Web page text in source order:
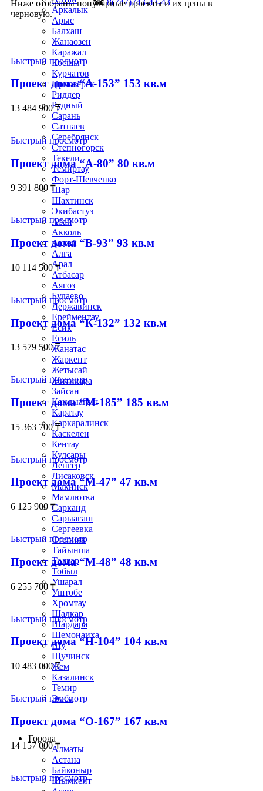
Аркалык
Арыс
Балхаш
Жанаозен
Каражал
Косшы
Курчатов
Приозёрск
Риддер
Рудный
Сарань
Сатпаев
Серебрянск
Степногорск
Текели
Темиртау
Форт-Шевченко
Шар
Шахтинск
Экибастуз
Абай
Акколь
Аксай
Алга
Арал
Атбасар
Аягоз
Булаево
Державинск
Ерейментау
Есик
Есиль
Жанатас
Жаркент
Жетысай
Житикара
Зайсан
Кандыагаш
Каратау
Каркаралинск
Каскелен
Кентау
Кулсары
Ленгер
Лисаковск
Макинск
Мамлютка
Сарканд
Сарыагаш
Сергеевка
Степняк
Тайынша
Талгар
Тобыл
Ушарал
Уштобе
Хромтау
Шалкар
Шардара
Шемонаиха
Шу
Щучинск
Жем
Казалинск
Темир
Эмба
Строим по всему Казахстану
Города
Алматы
Астана
Байконыр
Шымкент
☎8(747)743-43-43
Ниже отобраны популярные проекты и их цены в
черновую.
Быстрый просмотр
Проект дома “А-153” 153 кв.м
13 484 900₸
Быстрый просмотр
Проект дома “А-80” 80 кв.м
9 391 800 ₸
Быстрый просмотр
Проект дома “В-93” 93 кв.м
10 114 500₸
Быстрый просмотр
Проект дома “К-132” 132 кв.м
13 579 500₸
Быстрый просмотр
Проект дома “М-185” 185 кв.м
15 363 700₸
Быстрый просмотр
Проект дома “М-47” 47 кв.м
6 125 900 ₸
Быстрый просмотр
Проект дома “М-48” 48 кв.м
6 255 700 ₸
Быстрый просмотр
Проект дома “Н-104” 104 кв.м
10 483 000₸
Быстрый просмотр
Проект дома “О-167” 167 кв.м
14 157 000₸
Быстрый просмотр